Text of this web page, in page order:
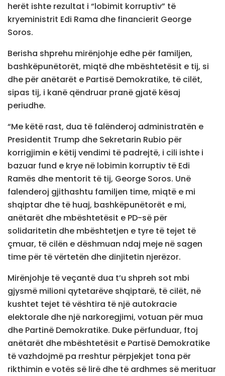
herët ishte rezultat i “lobimit korruptiv” të
kryeministrit Edi Rama dhe financierit George
Soros.
Berisha shprehu mirënjohje edhe për familjen,
bashkëpunëtorët, miqtë dhe mbështetësit e tij, si
dhe për anëtarët e Partisë Demokratike, të cilët,
sipas tij, i kanë qëndruar pranë gjatë kësaj
periudhe.
“Me këtë rast, dua të falënderoj administratën e
Presidentit Trump dhe Sekretarin Rubio për
korrigjimin e këtij vendimi të padrejtë, i cili ishte i
bazuar fund e krye në lobimin korruptiv të Edi
Ramës dhe mentorit të tij, George Soros. Unë
falenderoj gjithashtu familjen time, miqtë e mi
shqiptar dhe të huaj, bashkëpunëtorët e mi,
anëtarët dhe mbështetësit e PD-së për
solidaritetin dhe mbështetjen e tyre të tejet të
çmuar, të cilën e dëshmuan ndaj meje në sagen
time për të vërtetën dhe dinjitetin njerëzor.
Mirënjohje të veçantë dua t’u shpreh sot mbi
gjysmë milioni qytetarëve shqiptarë, të cilët, në
kushtet tejet të vështira të një autokracie
elektorale dhe një narkoregjimi, votuan për mua
dhe Partinë Demokratike. Duke përfunduar, ftoj
anëtarët dhe mbështetësit e Partisë Demokratike
të vazhdojmë pa rreshtur përpjekjet tona për
rikthimin e votës së lirë dhe të ardhmes së merituar